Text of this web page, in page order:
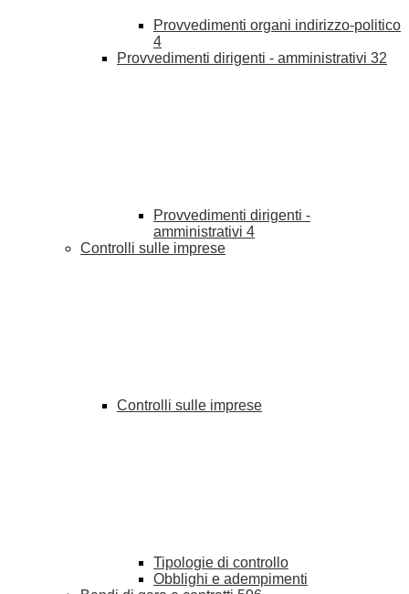
Provvedimenti organi indirizzo-politico
4
Provvedimenti dirigenti - amministrativi 32
Provvedimenti dirigenti -
amministrativi 4
Controlli sulle imprese
Controlli sulle imprese
Tipologie di controllo
Obblighi e adempimenti